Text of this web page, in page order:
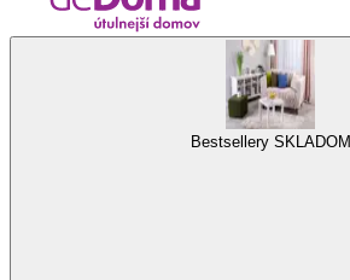
Bestsellery SKLADOM